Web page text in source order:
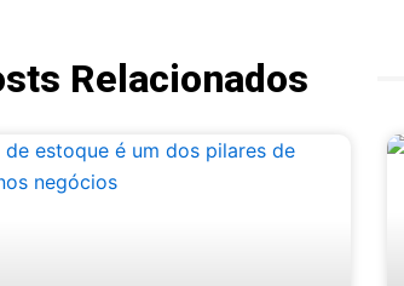
Relacionados